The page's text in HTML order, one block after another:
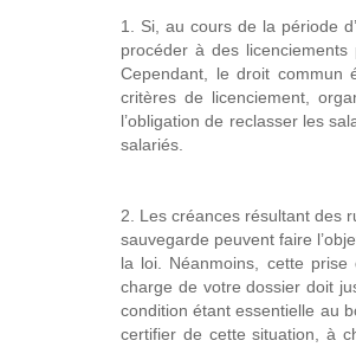
1. Si, au cours de la période
procéder à des
Cependant, le droit commun
critères de licenciement,
l’obligation de reclasser les
salariés.
2. Les créances résultant des
sauvegarde peuvent faire
la loi. Néanmoins, cette
charge de votre dossier doit
condition étant essentielle au
certifier de cette situation, à